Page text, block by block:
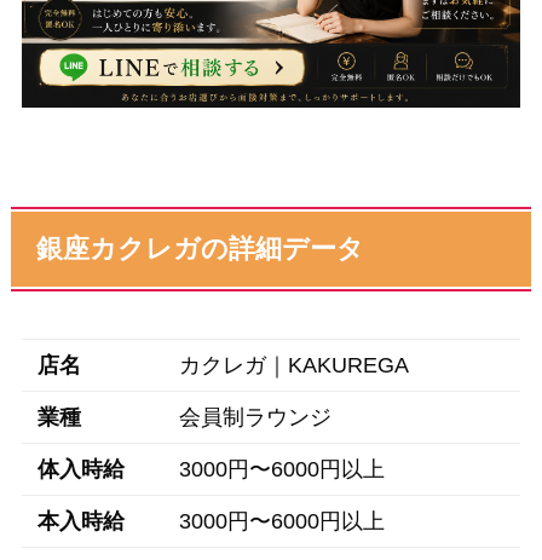
銀座カクレガの詳細データ
店名 カクレガ｜KAKUREGA
業種 会員制ラウンジ
体入時給 3000円〜6000円以上
本入時給 3000円〜6000円以上